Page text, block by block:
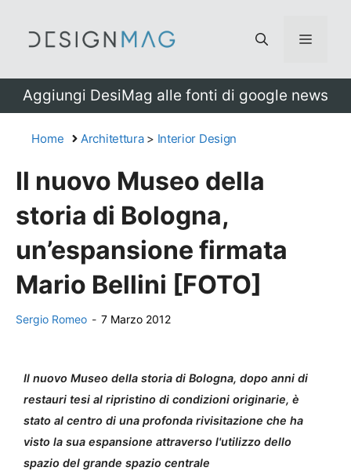
Menu
Aggiungi DesiMag alle fonti di google news
Home Architettura> Interior Design
Il nuovo Museo della
storia di Bologna,
un’espansione firmata
Mario Bellini [FOTO]
Sergio Romeo - 7 Marzo 2012
Il nuovo Museo della storia di Bologna, dopo anni di
restauri tesi al ripristino di condizioni originarie, è
stato al centro di una profonda rivisitazione che ha
visto la sua espansione attraverso l'utilizzo dello
spazio del grande spazio centrale